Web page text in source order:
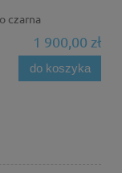
czarna
1 900,00 zł
do koszyka